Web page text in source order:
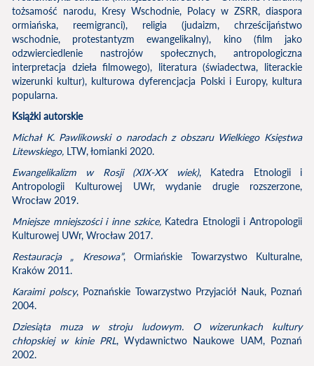
tożsamość narodu, Kresy Wschodnie, Polacy w ZSRR, diaspora
ormiańska, reemigranci), religia (judaizm, chrześcijaństwo
wschodnie, protestantyzm ewangelikalny), kino (film jako
odzwierciedlenie nastrojów społecznych, antropologiczna
interpretacja dzieła filmowego), literatura (świadectwa, literackie
wizerunki kultur), kulturowa dyferencjacja Polski i Europy, kultura
popularna.
Książki autorskie
Michał K. Pawlikowski o narodach z obszaru Wielkiego Księstwa
Litewskiego, LTW, łomianki 2020.
Ewangelikalizm w Rosji (XIX-XX wiek), Katedra Etnologii i
Antropologii Kulturowej UWr, wydanie drugie rozszerzone,
Wrocław 2019.
Mniejsze mniejszości i inne szkice,Katedra Etnologii i Antropologii
Kulturowej UWr, Wrocław 2017.
Restauracja „ Kresowa”, Ormiańskie Towarzystwo Kulturalne,
Kraków 2011.
Karaimi polscy, Poznańskie Towarzystwo Przyjaciół Nauk, Poznań
2004.
Dziesiąta muza w stroju ludowym. O wizerunkach kultury
chłopskiej w kinie PRL, Wydawnictwo Naukowe UAM, Poznań
2002.